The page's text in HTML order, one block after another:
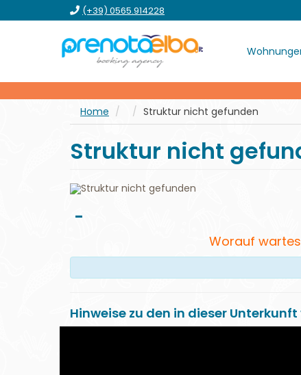
Menü
Hauptinhalt
Formular
zum
(+39) 0565.914228
Home Struktur nicht gefunden
Struktur nicht
-
Worauf wartest
Hinweise zu den in dieser